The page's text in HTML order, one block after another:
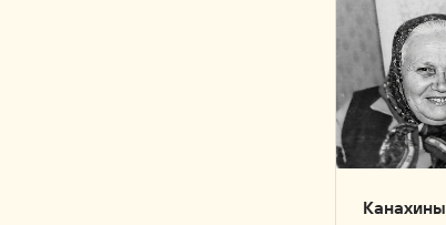
Канахины